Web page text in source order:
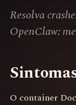
Resolva
OpenClaw:
O container